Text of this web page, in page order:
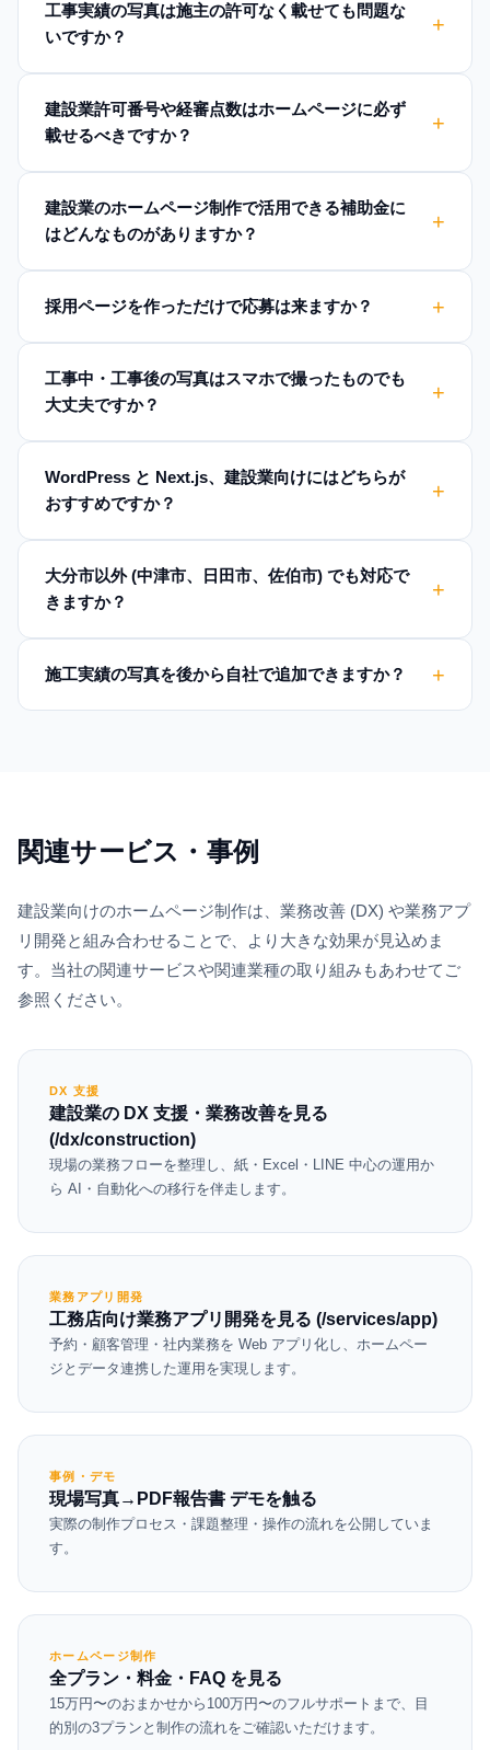
工事実績の写真は施主の許可なく載せても問題な
いですか？
建設業許可番号や経審点数はホームページに必ず
載せるべきですか？
建設業のホームページ制作で活用できる補助金に
はどんなものがありますか？
採用ページを作っただけで応募は来ますか？
工事中・工事後の写真はスマホで撮ったものでも
大丈夫ですか？
WordPress と Next.js、建設業向けにはどちらが
おすすめですか？
大分市以外 (中津市、日田市、佐伯市) でも対応で
きますか？
施工実績の写真を後から自社で追加できますか？
関連サービス・事例
建設業向けのホームページ制作は、業務改善 (DX) や業務アプ
リ開発と組み合わせることで、より大きな効果が見込めま
す。当社の関連サービスや関連業種の取り組みもあわせてご
参照ください。
DX 支援
建設業の DX 支援・業務改善を見る
(/dx/construction)
現場の業務フローを整理し、紙・Excel・LINE 中心の運用か
ら AI・自動化への移行を伴走します。
業務アプリ開発
工務店向け業務アプリ開発を見る (/services/app)
予約・顧客管理・社内業務を Web アプリ化し、ホームペー
ジとデータ連携した運用を実現します。
事例・デモ
現場写真→PDF報告書 デモを触る
実際の制作プロセス・課題整理・操作の流れを公開していま
す。
ホームページ制作
全プラン・料金・FAQ を見る
15万円〜のおまかせから100万円〜のフルサポートまで、目
的別の3プランと制作の流れをご確認いただけます。